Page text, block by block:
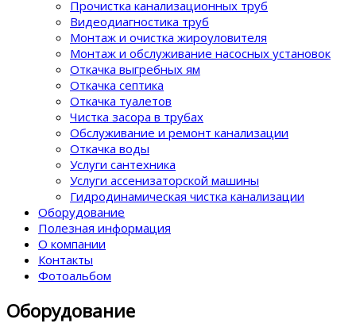
Прочистка канализационных труб
Видеодиагностика труб
Монтаж и очистка жироуловителя
Монтаж и обслуживание насосных установок
Откачка выгребных ям
Откачка септика
Откачка туалетов
Чистка засора в трубах
Обслуживание и ремонт канализации
Откачка воды
Услуги сантехника
Услуги ассенизаторской машины
Гидродинамическая чистка канализации
Оборудование
Полезная информация
О компании
Контакты
Фотоальбом
Оборудование